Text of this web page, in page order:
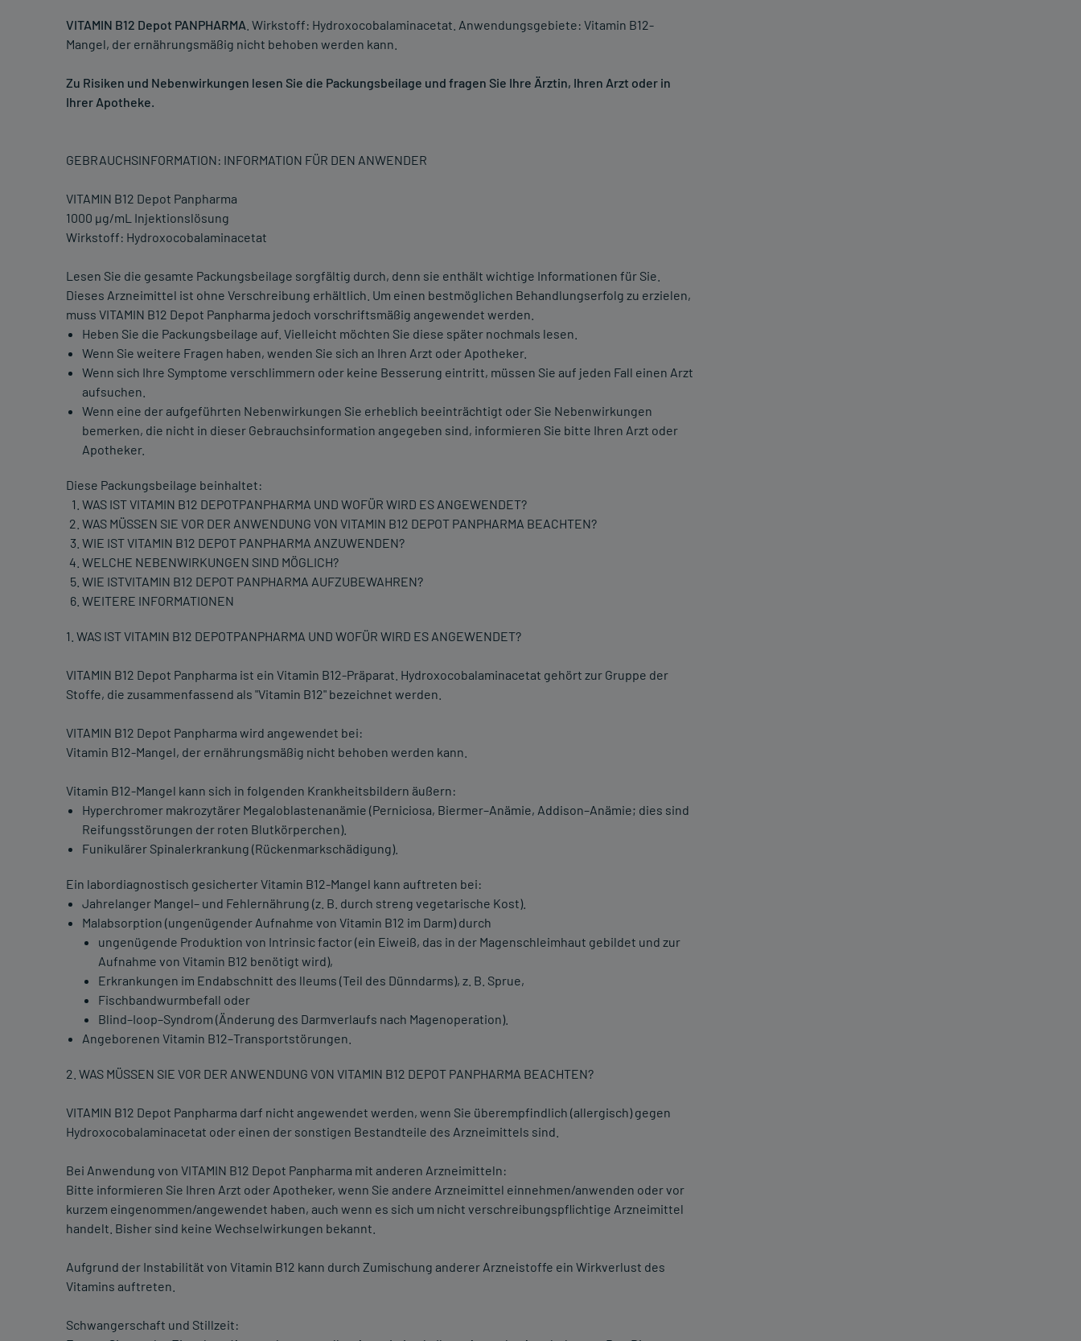
VITAMIN B12 Depot PANPHARMA . Wirkstoff: Hydroxocobalaminacetat. Anwendungsgebiete: Vitamin B12-
Mangel, der ernährungsmäßig nicht behoben werden kann.
Zu Risiken und Nebenwirkungen lesen Sie die Packungsbeilage und fragen Sie Ihre Ärztin, Ihren Arzt oder in
Ihrer Apotheke.
GEBRAUCHSINFORMATION: INFORMATION FÜR DEN ANWENDER
VITAMIN B12 Depot Panpharma
1000 µg/mL Injektionslösung
Wirkstoff: Hydroxocobalaminacetat
Lesen Sie die gesamte Packungsbeilage sorgfältig durch, denn sie enthält wichtige Informationen für Sie.
Dieses Arzneimittel ist ohne Verschreibung erhältlich. Um einen bestmöglichen Behandlungserfolg zu erzielen,
muss VITAMIN B12 Depot Panpharma jedoch vorschriftsmäßig angewendet werden.
Heben Sie die Packungsbeilage auf. Vielleicht möchten Sie diese später nochmals lesen.
Wenn Sie weitere Fragen haben, wenden Sie sich an Ihren Arzt oder Apotheker.
Wenn sich Ihre Symptome verschlimmern oder keine Besserung eintritt, müssen Sie auf jeden Fall einen Arzt
aufsuchen.
Wenn eine der aufgeführten Nebenwirkungen Sie erheblich beeinträchtigt oder Sie Nebenwirkungen
bemerken, die nicht in dieser Gebrauchsinformation angegeben sind, informieren Sie bitte Ihren Arzt oder
Apotheker.
Diese Packungsbeilage beinhaltet:
WAS IST VITAMIN B12 DEPOTPANPHARMA UND WOFÜR WIRD ES ANGEWENDET?
WAS MÜSSEN SIE VOR DER ANWENDUNG VON VITAMIN B12 DEPOT PANPHARMA BEACHTEN?
WIE IST VITAMIN B12 DEPOT PANPHARMA ANZUWENDEN?
WELCHE NEBENWIRKUNGEN SIND MÖGLICH?
WIE ISTVITAMIN B12 DEPOT PANPHARMA AUFZUBEWAHREN?
WEITERE INFORMATIONEN
1. WAS IST VITAMIN B12 DEPOTPANPHARMA UND WOFÜR WIRD ES ANGEWENDET?
VITAMIN B12 Depot Panpharma ist ein Vitamin B12-Präparat. Hydroxocobalaminacetat gehört zur Gruppe der
Stoffe, die zusammenfassend als "Vitamin B12" bezeichnet werden.
VITAMIN B12 Depot Panpharma wird angewendet bei:
Vitamin B12-Mangel, der ernährungsmäßig nicht behoben werden kann.
Vitamin B12-Mangel kann sich in folgenden Krankheitsbildern äußern:
Hyperchromer makrozytärer Megaloblastenanämie (Perniciosa, Biermer–Anämie, Addison–Anämie; dies sind
Reifungsstörungen der roten Blutkörperchen).
Funikulärer Spinalerkrankung (Rückenmarkschädigung).
Ein labordiagnostisch gesicherter Vitamin B12-Mangel kann auftreten bei:
Jahrelanger Mangel– und Fehlernährung (z. B. durch streng vegetarische Kost).
Malabsorption (ungenügender Aufnahme von Vitamin B12 im Darm) durch
ungenügende Produktion von Intrinsic factor (ein Eiweiß, das in der Magenschleimhaut gebildet und zur
Aufnahme von Vitamin B12 benötigt wird),
Erkrankungen im Endabschnitt des lleums (Teil des Dünndarms), z. B. Sprue,
Fischbandwurmbefall oder
Blind–Ioop–Syndrom (Änderung des Darmverlaufs nach Magenoperation).
Angeborenen Vitamin B12–Transportstörungen.
2. WAS MÜSSEN SIE VOR DER ANWENDUNG VON VITAMIN B12 DEPOT PANPHARMA BEACHTEN?
VITAMIN B12 Depot Panpharma darf nicht angewendet werden, wenn Sie überempfindlich (allergisch) gegen
Hydroxocobalaminacetat oder einen der sonstigen Bestandteile des Arzneimittels sind.
Bei Anwendung von VITAMIN B12 Depot Panpharma mit anderen Arzneimitteln:
Bitte informieren Sie Ihren Arzt oder Apotheker, wenn Sie andere Arzneimittel einnehmen/anwenden oder vor
kurzem eingenommen/angewendet haben, auch wenn es sich um nicht verschreibungspflichtige Arzneimittel
handelt. Bisher sind keine Wechselwirkungen bekannt.
Aufgrund der Instabilität von Vitamin B12 kann durch Zumischung anderer Arzneistoffe ein Wirkverlust des
Vitamins auftreten.
Schwangerschaft und Stillzeit: